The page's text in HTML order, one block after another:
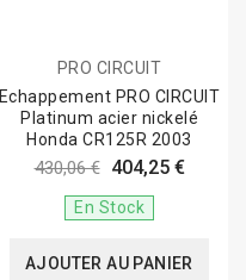
PRO CIRCUIT
Echappement PRO CIRCUIT
Platinum acier nickelé
Honda CR125R 2003
430,06 € 404,25 €
En Stock
AJOUTER AU PANIER